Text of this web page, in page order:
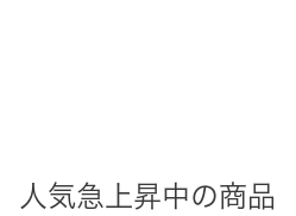
人気急上昇中の商品